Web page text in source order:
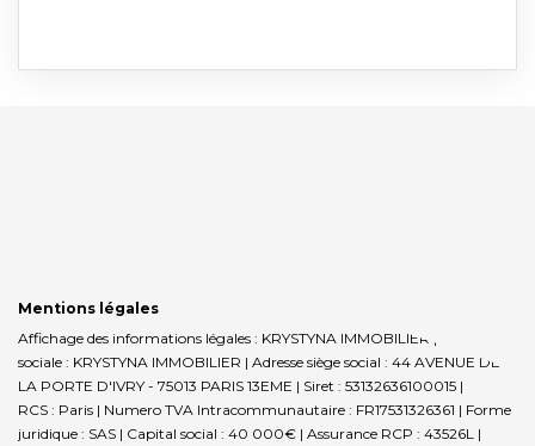
Mentions légales
Affichage des informations légales : KRYSTYNA IMMOBILIER | Raison
sociale : KRYSTYNA IMMOBILIER | Adresse siège social : 44 AVENUE DE
LA PORTE D'IVRY - 75013 PARIS 13EME | Siret : 53132636100015 |
RCS : Paris | Numero TVA Intracommunautaire : FR17531326361 | Forme
juridique : SAS | Capital social : 40 000€ | Assurance RCP : 43526L |